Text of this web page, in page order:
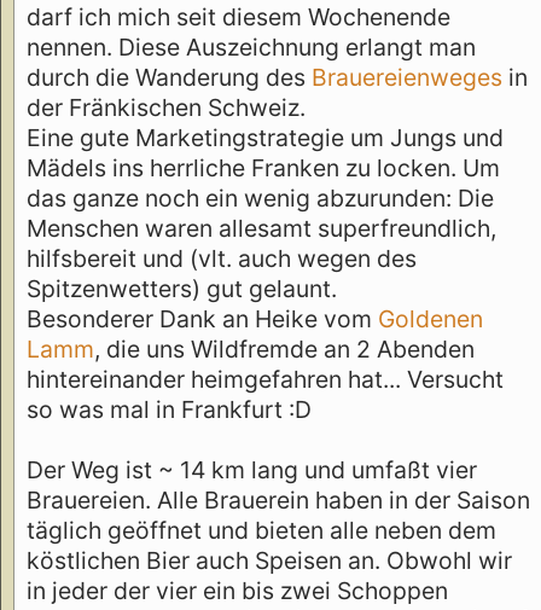
darf ich mich seit diesem Wochenende
nennen. Diese Auszeichnung erlangt man
durch die Wanderung des Brauereienweges in
der Fränkischen Schweiz.
Eine gute Marketingstrategie um Jungs und
Mädels ins herrliche Franken zu locken. Um
das ganze noch ein wenig abzurunden: Die
Menschen waren allesamt superfreundlich,
hilfsbereit und (vlt. auch wegen des
Spitzenwetters) gut gelaunt.
Besonderer Dank an Heike vom Goldenen
Lamm, die uns Wildfremde an 2 Abenden
hintereinander heimgefahren hat... Versucht
so was mal in Frankfurt :D
Der Weg ist ~ 14 km lang und umfaßt vier
Brauereien. Alle Brauerein haben in der Saison
täglich geöffnet und bieten alle neben dem
köstlichen Bier auch Speisen an. Obwohl wir
in jeder der vier ein bis zwei Schoppen